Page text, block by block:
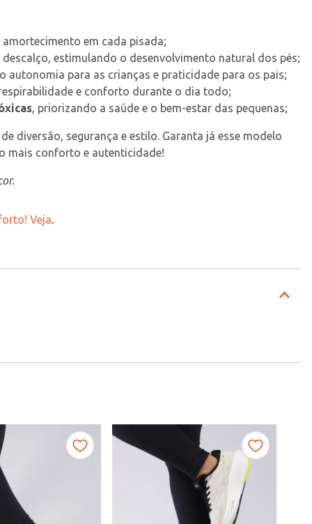
em cada pisada;
estimulando o desenvolvimento natural dos pés;
autonomia para as crianças e praticidade para os pais;
e conforto durante o dia todo;
, priorizando a saúde e o bem-estar das pequenas;
diversão, segurança e estilo. Garanta já esse modelo
mais conforto e autenticidade!
Veja.